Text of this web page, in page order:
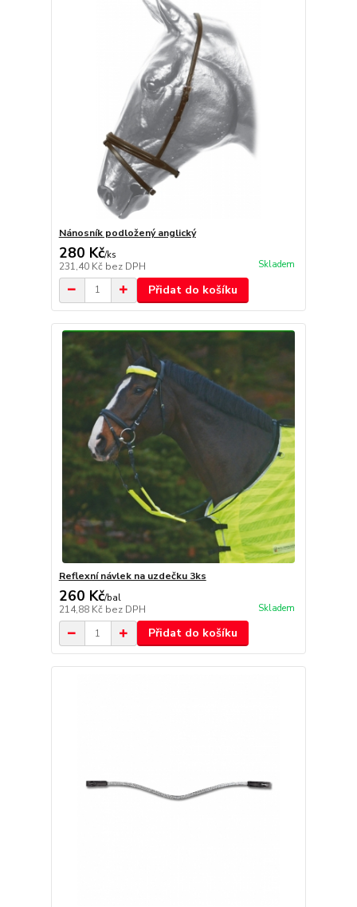
Nánosník podložený anglický
280 Kč/ks
231,40 Kč bez DPH Skladem
Přidat do košíku
Reflexní návlek na uzdečku 3ks
260 Kč/bal
214,88 Kč bez DPH Skladem
Přidat do košíku